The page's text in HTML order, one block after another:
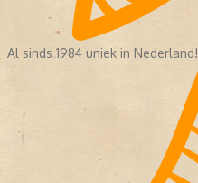
Al sinds 1984 uniek in Nederland!